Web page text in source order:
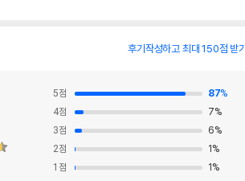
후기작성하고 최대 150점 받기
5점 87%
4점 7%
3점 6%
2점 1 %
1 점 1 %